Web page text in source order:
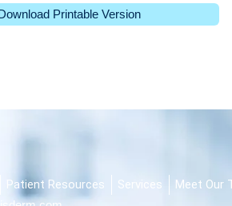
Printable Version
Patient Resources Services Meet Our